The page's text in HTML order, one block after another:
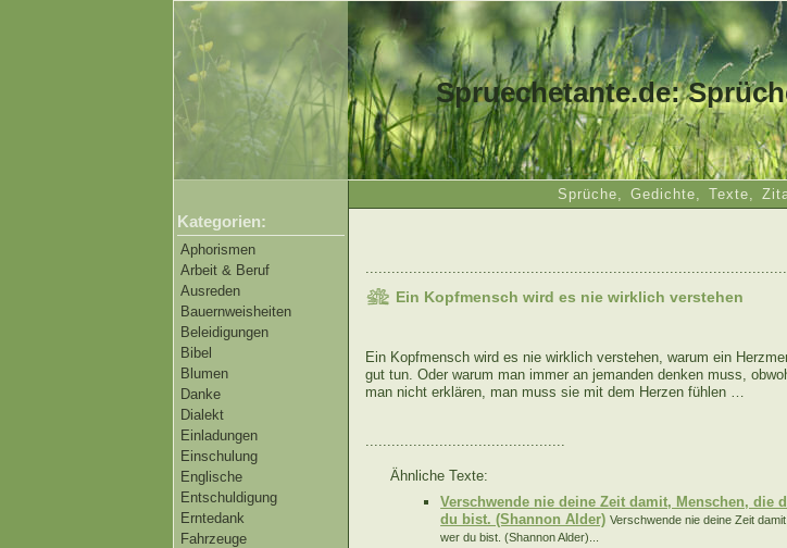
Spruechetante.de:
Sprüche, Gedichte, Texte,
Kategorien:
Aphorismen
Arbeit & Beruf
Ausreden
Bauernweisheiten
Beleidigungen
Bibel
Blumen
Danke
Dialekt
Einladungen
Einschulung
Englische
Entschuldigung
Erntedank
Fahrzeuge
Ein Kopfmensch wird es nie wirklich verstehen
Ein Kopfmensch wird es nie wirklich verstehen, warum ein
gut tun. Oder warum man immer an jemanden denken muss,
man nicht erklären, man muss sie mit dem Herzen fühlen …
..............................................
Ähnliche Texte:
Verschwende nie deine Zeit damit, Menschen, die
du bist. (Shannon Alder) Verschwende nie deine Zeit
wer du bist. (Shannon Alder)...